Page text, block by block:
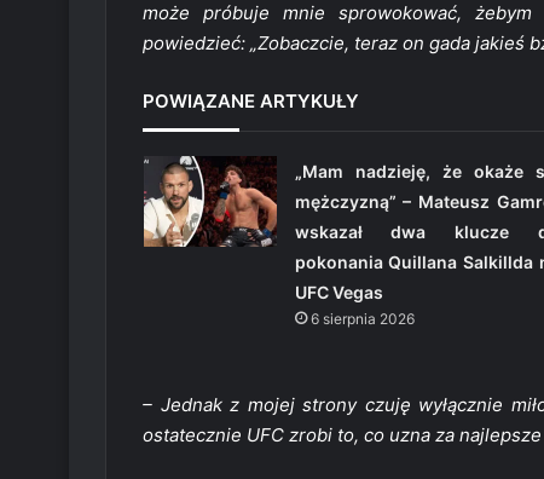
może próbuje mnie sprowokować,
powiedzieć: „Zobaczcie, teraz on gada jakieś
POWIĄZANE ARTYKUŁY
„Mam nadzieję, że okaże
mężczyzną” – Mateusz
wskazał dwa klucze
pokonania Quillana Salkillda
UFC Vegas
6 sierpnia 2026
– Jednak z mojej strony czuję wyłącznie
ostatecznie UFC zrobi to, co uzna za